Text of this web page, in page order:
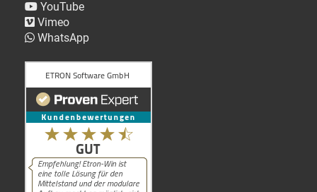
YouTube
Vimeo
WhatsApp